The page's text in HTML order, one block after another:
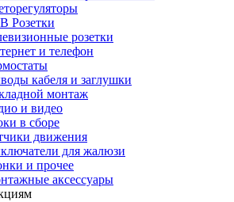
Розетки
розетки
и телефон
кабеля и заглушки
монтаж
и видео
в сборе
движения
для жалюзи
и прочее
аксессуары